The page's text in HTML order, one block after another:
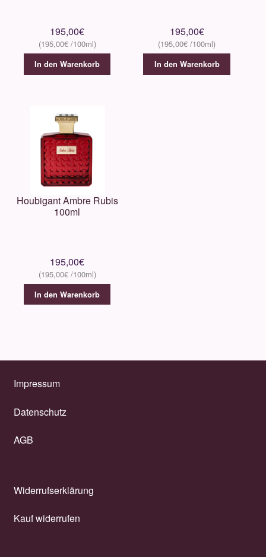
195,00€
195,00€
In den Warenkorb
195,00€
195,00€
In den Warenkorb
Houbigant Ambre Rubis
100ml
195,00€
195,00€
In den Warenkorb
Impressum
Datenschutz
AGB
Widerrufserklärung
Kauf widerrufen